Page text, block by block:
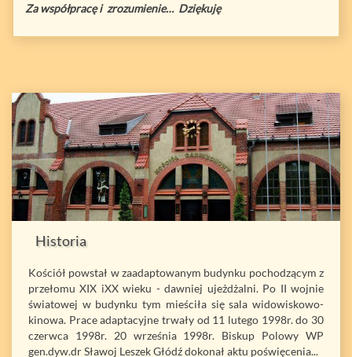
Za współpracę i zrozumienie… Dziękuję
Historia
Kościół powstał w zaadaptowanym budynku pochodzącym z
przełomu XIX iXX wieku - dawniej ujeżdżalni. Po II wojnie
światowej w budynku tym mieściła się sala widowiskowo-
kinowa. Prace adaptacyjne trwały od 11 lutego 1998r. do 30
czerwca 1998r. 20 września 1998r. Biskup Polowy WP
gen.dyw.dr Sławoj Leszek Głódź dokonał aktu poświęcenia...